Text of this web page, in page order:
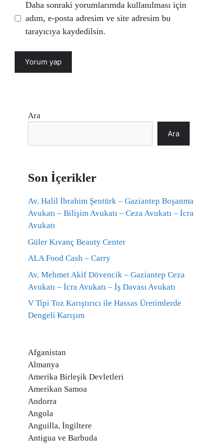
Daha sonraki yorumlarımda kullanılması için
adım, e-posta adresim ve site adresim bu
tarayıcıya kaydedilsin.
Ara
Ara
Son İçerikler
Av. Halil İbrahim Şentürk – Gaziantep Boşanma
Avukatı – Bilişim Avukatı – Ceza Avukatı – İcra
Avukatı
Güler Kıvanç Beauty Center
ALA Food Cash – Carry
Av. Mehmet Akif Dövencik – Gaziantep Ceza
Avukatı – İcra Avukatı – İş Davası Avukatı
V Tipi Toz Karıştırıcı ile Hassas Üretimlerde
Dengeli Karışım
Afganistan
Almanya
Amerika Birleşik Devletleri
Amerikan Samoa
Andorra
Angola
Anguilla, İngiltere
Antigua ve Barbuda